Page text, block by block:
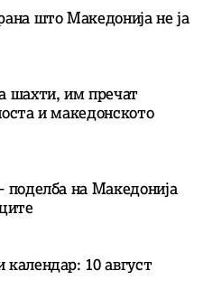
што Македонија не ја
шахти, им пречат
и македонското
поделба на Македонија
10 август